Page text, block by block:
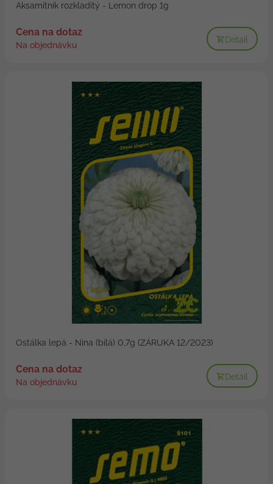
Aksamitník rozkladitý - Lemon drop 1g
Cena na dotaz
Na objednávku
Detail
Ostálka lepá - Nina (bílá) 0,7g (ZÁRUKA 12/2023)
Cena na dotaz
Na objednávku
Detail